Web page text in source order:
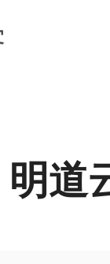
明道